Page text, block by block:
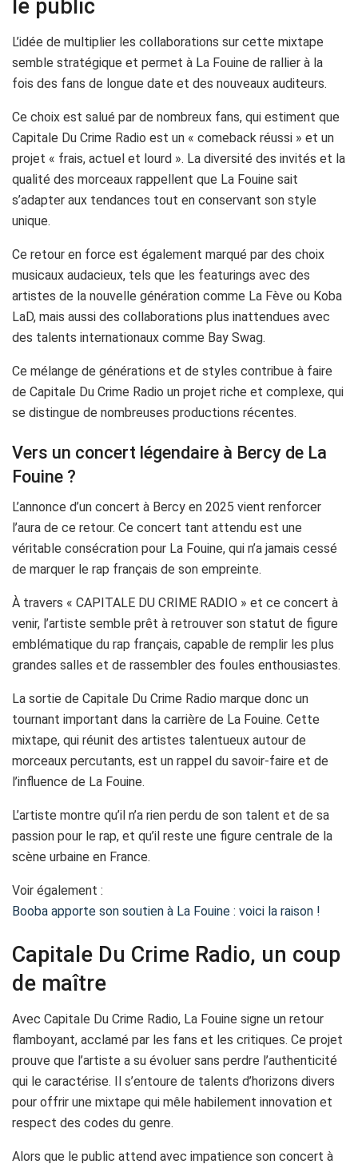
le public
L’idée de multiplier les collaborations sur cette mixtape
semble stratégique et permet à La Fouine de rallier à la
fois des fans de longue date et des nouveaux auditeurs.
Ce choix est salué par de nombreux fans, qui estiment que
Capitale Du Crime Radio est un « comeback réussi » et un
projet « frais, actuel et lourd ». La diversité des invités et la
qualité des morceaux rappellent que La Fouine sait
s’adapter aux tendances tout en conservant son style
unique.
Ce retour en force est également marqué par des choix
musicaux audacieux, tels que les featurings avec des
artistes de la nouvelle génération comme La Fève ou Koba
LaD, mais aussi des collaborations plus inattendues avec
des talents internationaux comme Bay Swag.
Ce mélange de générations et de styles contribue à faire
de Capitale Du Crime Radio un projet riche et complexe, qui
se distingue de nombreuses productions récentes.
Vers un concert légendaire à Bercy de La
Fouine ?
L’annonce d’un concert à Bercy en 2025 vient renforcer
l’aura de ce retour. Ce concert tant attendu est une
véritable consécration pour La Fouine, qui n’a jamais cessé
de marquer le rap français de son empreinte.
À travers « CAPITALE DU CRIME RADIO » et ce concert à
venir, l’artiste semble prêt à retrouver son statut de figure
emblématique du rap français, capable de remplir les plus
grandes salles et de rassembler des foules enthousiastes.
La sortie de Capitale Du Crime Radio marque donc un
tournant important dans la carrière de La Fouine. Cette
mixtape, qui réunit des artistes talentueux autour de
morceaux percutants, est un rappel du savoir-faire et de
l’influence de La Fouine.
L’artiste montre qu’il n’a rien perdu de son talent et de sa
passion pour le rap, et qu’il reste une figure centrale de la
scène urbaine en France.
Voir également :
Booba apporte son soutien à La Fouine : voici la raison !
Capitale Du Crime Radio, un coup
de maître
Avec Capitale Du Crime Radio, La Fouine signe un retour
flamboyant, acclamé par les fans et les critiques. Ce projet
prouve que l’artiste a su évoluer sans perdre l’authenticité
qui le caractérise. Il s’entoure de talents d’horizons divers
pour offrir une mixtape qui mêle habilement innovation et
respect des codes du genre.
Alors que le public attend avec impatience son concert à